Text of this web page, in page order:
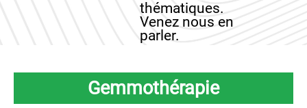
thématiques.
Venez nous en
parler.
Gemmothérapie